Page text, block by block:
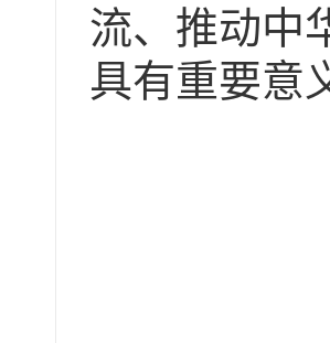
流、推动中
具有重要意